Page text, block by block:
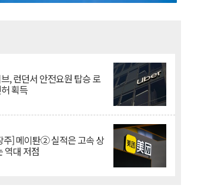
, 런던서 안전요원 탑승 로
획득
주] 메이퇀② 실적은 고속 상
역대 저점